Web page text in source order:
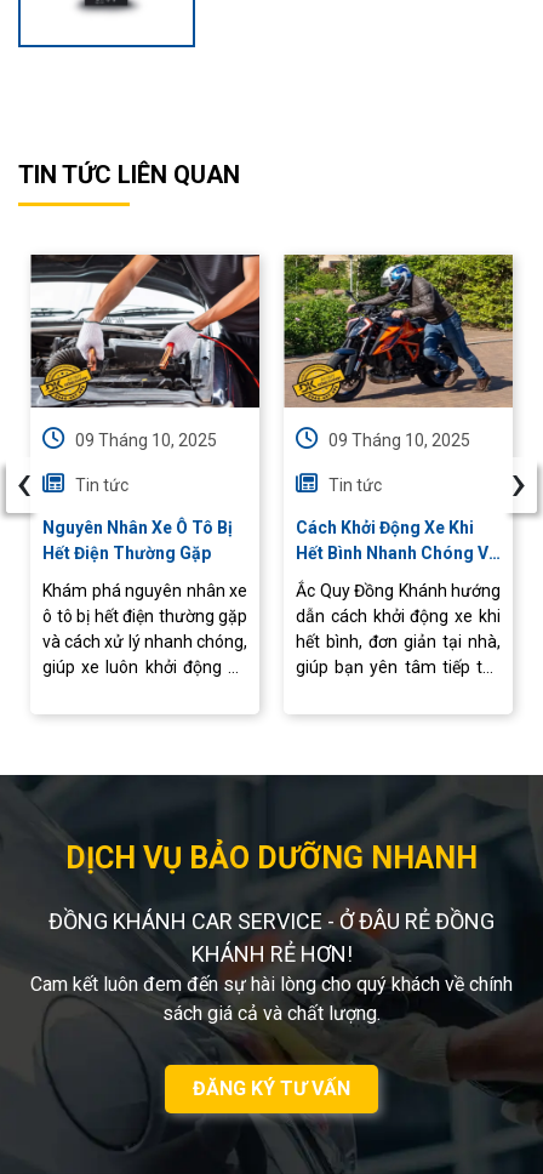
TIN TỨC LIÊN QUAN
09 Tháng 10, 2025
Tin tức
Nguyên Nhân Xe Ô Tô Bị
Hết Điện Thường Gặp
Khám phá nguyên nhân xe
ô tô bị hết điện thường gặp
và cách xử lý nhanh chóng,
giúp xe luôn khởi động ổn
09 Tháng 10, 2025
Tin tức
Cách Khởi Động Xe Khi
Hết Bình Nhanh Chóng Và
An Toàn
Ắc Quy Đồng Khánh hướng
dẫn cách khởi động xe khi
hết bình, đơn giản tại nhà,
giúp bạn yên tâm tiếp tục
gián đoạn.
‹ ›
DỊCH VỤ BẢO DƯỠNG NHANH
ĐỒNG KHÁNH CAR SERVICE - Ở ĐÂU RẺ ĐỒNG
KHÁNH RẺ HƠN!
Cam kết luôn đem đến sự hài lòng cho quý khách về chính
sách giá cả và chất lượng.
ĐĂNG KÝ TƯ VẤN